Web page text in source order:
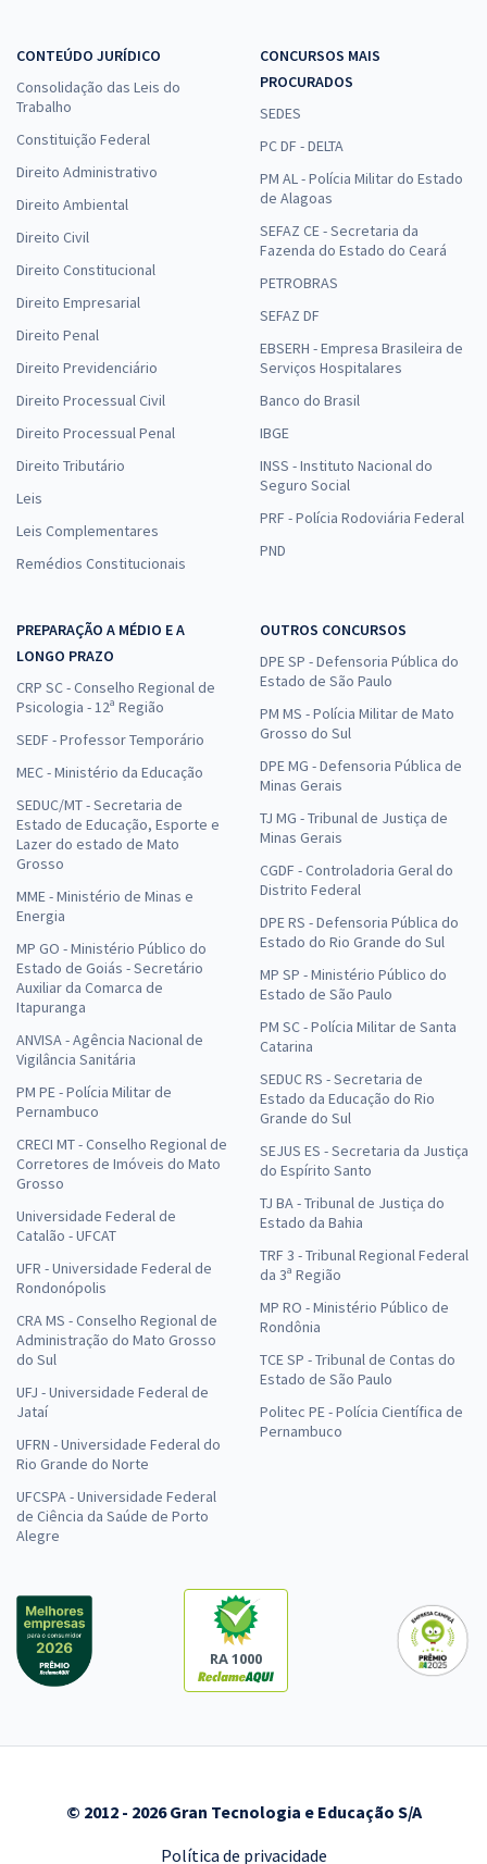
CONTEÚDO JURÍDICO
Consolidação das Leis do
Trabalho
Constituição Federal
Direito Administrativo
Direito Ambiental
Direito Civil
Direito Constitucional
Direito Empresarial
Direito Penal
Direito Previdenciário
Direito Processual Civil
Direito Processual Penal
Direito Tributário
Leis
Leis Complementares
Remédios Constitucionais
CONCURSOS MAIS
PROCURADOS
SEDES
PC DF - DELTA
PM AL - Polícia Militar do Estado
de Alagoas
SEFAZ CE - Secretaria da
Fazenda do Estado do Ceará
PETROBRAS
SEFAZ DF
EBSERH - Empresa Brasileira de
Serviços Hospitalares
Banco do Brasil
IBGE
INSS - Instituto Nacional do
Seguro Social
PRF - Polícia Rodoviária Federal
PND
PREPARAÇÃO A MÉDIO E A
LONGO PRAZO
CRP SC - Conselho Regional de
Psicologia - 12ª Região
SEDF - Professor Temporário
MEC - Ministério da Educação
SEDUC/MT - Secretaria de
Estado de Educação, Esporte e
Lazer do estado de Mato
Grosso
MME - Ministério de Minas e
Energia
MP GO - Ministério Público do
Estado de Goiás - Secretário
Auxiliar da Comarca de
Itapuranga
ANVISA - Agência Nacional de
Vigilância Sanitária
PM PE - Polícia Militar de
Pernambuco
CRECI MT - Conselho Regional de
Corretores de Imóveis do Mato
Grosso
Universidade Federal de
Catalão - UFCAT
UFR - Universidade Federal de
Rondonópolis
CRA MS - Conselho Regional de
Administração do Mato Grosso
do Sul
UFJ - Universidade Federal de
Jataí
UFRN - Universidade Federal do
Rio Grande do Norte
UFCSPA - Universidade Federal
de Ciência da Saúde de Porto
Alegre
OUTROS CONCURSOS
DPE SP - Defensoria Pública do
Estado de São Paulo
PM MS - Polícia Militar de Mato
Grosso do Sul
DPE MG - Defensoria Pública de
Minas Gerais
TJ MG - Tribunal de Justiça de
Minas Gerais
CGDF - Controladoria Geral do
Distrito Federal
DPE RS - Defensoria Pública do
Estado do Rio Grande do Sul
MP SP - Ministério Público do
Estado de São Paulo
PM SC - Polícia Militar de Santa
Catarina
SEDUC RS - Secretaria de
Estado da Educação do Rio
Grande do Sul
SEJUS ES - Secretaria da Justiça
do Espírito Santo
TJ BA - Tribunal de Justiça do
Estado da Bahia
TRF 3 - Tribunal Regional Federal
da 3ª Região
MP RO - Ministério Público de
Rondônia
TCE SP - Tribunal de Contas do
Estado de São Paulo
Politec PE - Polícia Científica de
Pernambuco
RA 1000
© 2012 - 2026 Gran Tecnologia e Educação S/A
Política de privacidade